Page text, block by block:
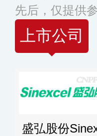
先后，仅提供
上市公司
盛弘股份